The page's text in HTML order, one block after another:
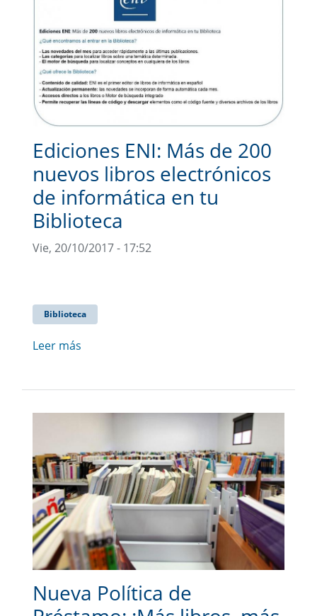
Ediciones ENI: Más de 200
nuevos libros electrónicos
de informática en tu
Biblioteca
Vie, 20/10/2017 - 17:52
Biblioteca
Leer más
Nueva Política de